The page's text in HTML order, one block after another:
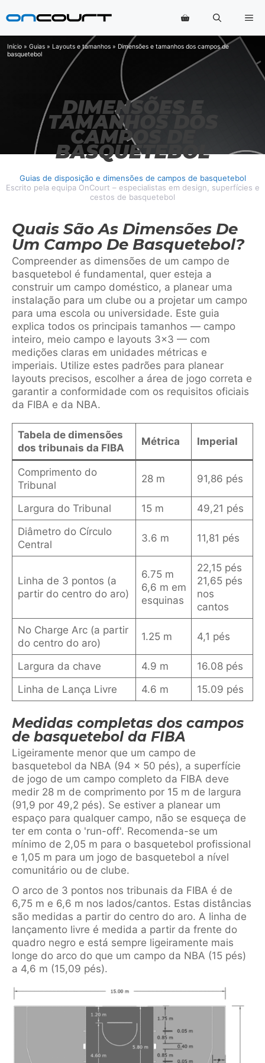
para
conteúdo
Início » Guias » Layouts e tamanhos » Dimensões e tamanhos dos campos de
basquetebol
DIMENSÕES E
TAMANHOS DOS
CAMPOS DE
BASQUETEBOL
Guias de disposição e dimensões de campos de basquetebol
Escrito pela equipa OnCourt – especialistas em design, superfícies e
cestos de basquetebol
Quais São As Dimensões De
Um Campo De Basquetebol?
Compreender as dimensões de um campo de
basquetebol é fundamental, quer esteja a
construir um campo doméstico, a planear uma
instalação para um clube ou a projetar um campo
para uma escola ou universidade. Este guia
explica todos os principais tamanhos — campo
inteiro, meio campo e layouts 3x3 — com
medições claras em unidades métricas e
imperiais. Utilize estes padrões para planear
layouts precisos, escolher a área de jogo correta e
garantir a conformidade com os requisitos oficiais
da FIBA e da NBA.
Tabela de dimensões
dos tribunais da FIBA
Métrica Imperial
Comprimento do
Tribunal
28 m 91,86 pés
Largura do Tribunal 15 m
49,21 pés
Diâmetro do Círculo
Central
3.6 m 11,81 pés
Linha de 3 pontos (a
partir do centro do aro)
6.75 m
6,6 m em
esquinas
22,15 pés
21,65 pés
nos
cantos
No Charge Arc (a partir
do centro do aro)
1.25 m 4,1 pés
Largura da chave 4.9 m
16.08 pés
Linha de Lança Livre
4.6 m 15.09 pés
Medidas completas dos campos
de basquetebol da FIBA
Ligeiramente menor que um campo de
basquetebol da NBA (94 x 50 pés), a superfície
de jogo de um campo completo da FIBA deve
medir 28 m de comprimento por 15 m de largura
(91,9 por 49,2 pés). Se estiver a planear um
espaço para qualquer campo, não se esqueça de
ter em conta o 'run-off'. Recomenda-se um
mínimo de 2,05 m para o basquetebol profissional
e 1,05 m para um jogo de basquetebol a nível
comunitário ou de clube.
O arco de 3 pontos nos tribunais da FIBA é de
6,75 m e 6,6 m nos lados/cantos. Estas distâncias
são medidas a partir do centro do aro. A linha de
lançamento livre é medida a partir da frente do
quadro negro e está sempre ligeiramente mais
longe do arco do que um campo da NBA (15 pés)
a 4,6 m (15,09 pés).